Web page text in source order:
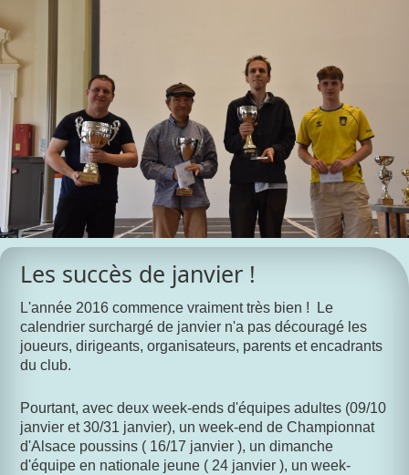
Les succès de janvier !
L'année 2016 commence vraiment très bien ! Le
calendrier surchargé de janvier n'a pas découragé les
joueurs, dirigeants, organisateurs, parents et encadrants
du club.
Pourtant, avec deux week-ends d'équipes adultes (09/10
janvier et 30/31 janvier), un week-end de Championnat
d'Alsace poussins ( 16/17 janvier ), un dimanche
d'équipe en nationale jeune ( 24 janvier ), un week-